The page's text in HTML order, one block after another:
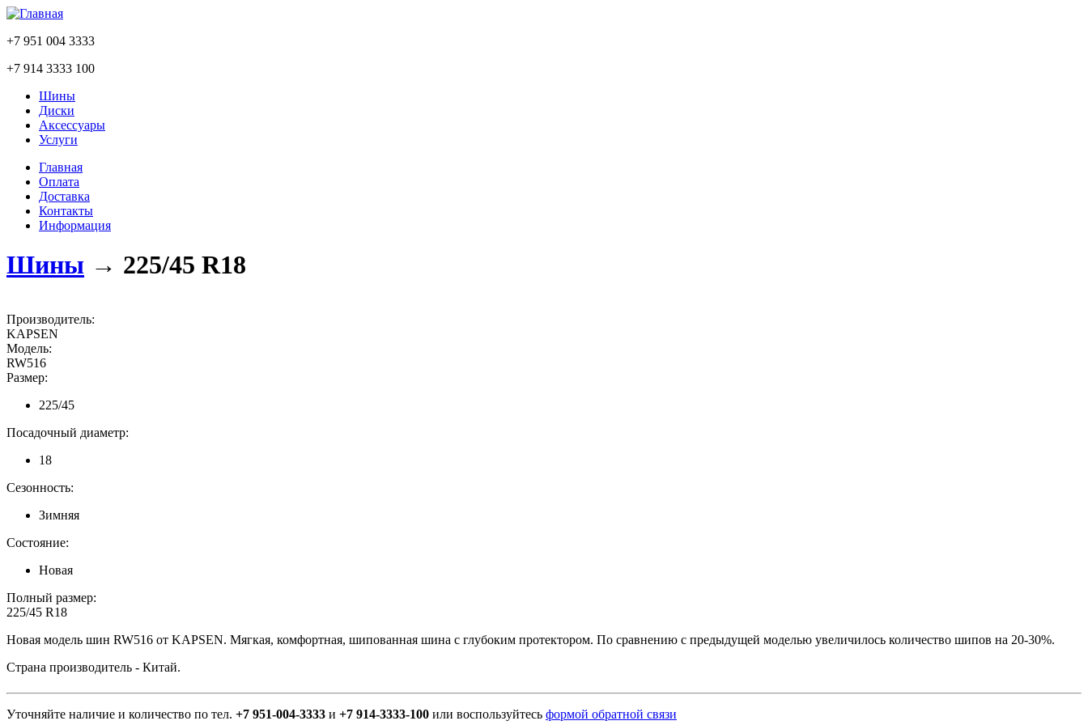
+7 951 004 3333
+7 914 3333 100
Шины
Диски
Аксессуары
Услуги
Главная
Оплата
Доставка
Контакты
Информация
Шины → 225/45 R18
Производитель:
KAPSEN
Модель:
RW516
Размер:
225/45
Посадочный диаметр:
18
Сезонность:
Зимняя
Состояние:
Новая
Полный размер:
225/45 R18
Новая модель шин RW516 от KAPSEN. Мягкая, комфортная, шипованная шина с глубоким протектором. По сравнению с предыдущей моделью увеличилось количество шипов на 20-30%.
Страна производитель - Китай.
Уточняйте наличие и количество по тел. +7 951-004-3333 и +7 914-3333-100 или воспользуйтесь формой обратной связи